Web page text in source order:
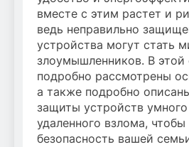
вместе с этим растет и
ведь неправильно
устройства могут стать
злоумышленников. В этой
подробно рассмотрены
а также подробно
защиты устройств
удаленного взлома, чтобы
безопасность вашей